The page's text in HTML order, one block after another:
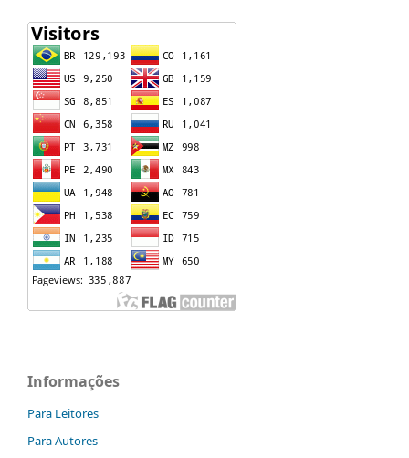
Informações
Para Leitores
Para Autores